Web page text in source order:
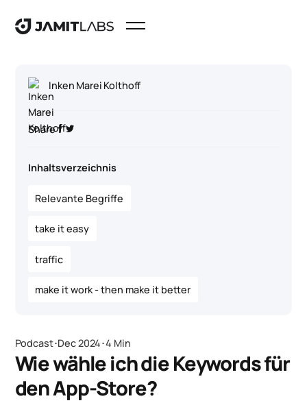
Podcast･Dec 2024･4 Min
Wie wähle ich die Keywords für
den App-Store?
Inken Marei Kolthoff
Share
Inhaltsverzeichnis
Relevante Begriffe
take it easy
traffic
make it work - then make it better